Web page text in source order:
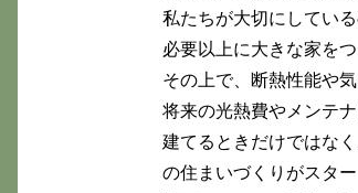
私たちが大切にしてい
必要以上に大きな家を
その上で、断熱性能や
将来の光熱費やメンテ
建てるときだけではな
の住まいづくりがスター